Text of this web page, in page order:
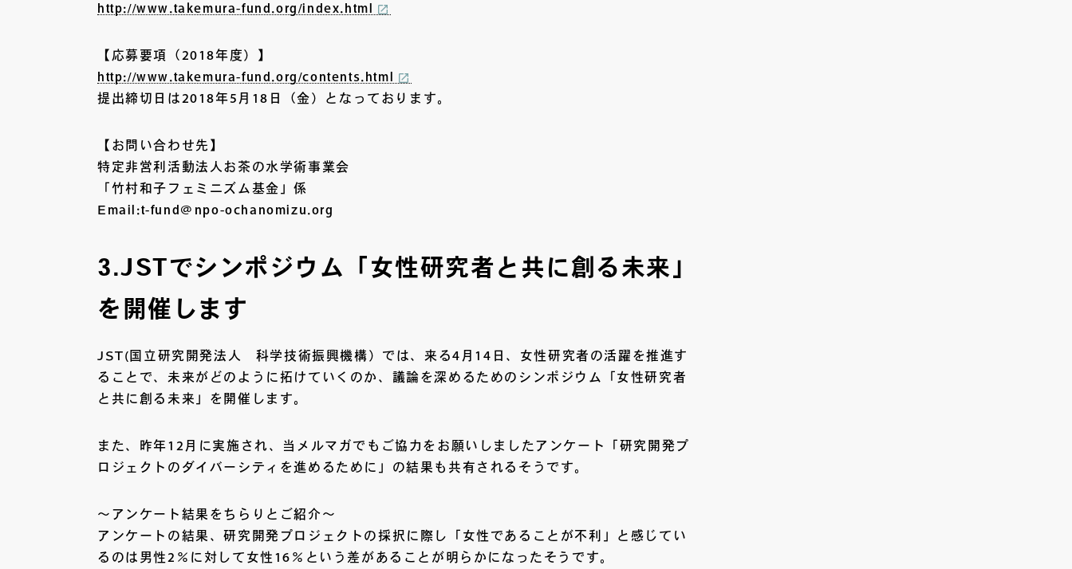
http://www.takemura-fund.org/index.html
【応募要項（2018年度）】
http://www.takemura-fund.org/contents.html
提出締切日は2018年5月18日（金）となっております。
【お問い合わせ先】
特定非営利活動法人お茶の水学術事業会
「竹村和子フェミニズム基金」係
Email:t-fund@npo-ochanomizu.org
3.JSTでシンポジウム「女性研究者と共に創る未来」
を開催します
JST(国立研究開発法人 科学技術振興機構）では、来る4月14日、女性研究者の活躍を推進す
ることで、未来がどのように拓けていくのか、議論を深めるためのシンポジウム「女性研究者
と共に創る未来」を開催します。
また、昨年12月に実施され、当メルマガでもご協力をお願いしましたアンケート「研究開発プ
ロジェクトのダイバーシティを進めるために」の結果も共有されるそうです。
～アンケート結果をちらりとご紹介～
アンケートの結果、研究開発プロジェクトの採択に際し「女性であることが不利」と感じてい
るのは男性2％に対して女性16％という差があることが明らかになったそうです。